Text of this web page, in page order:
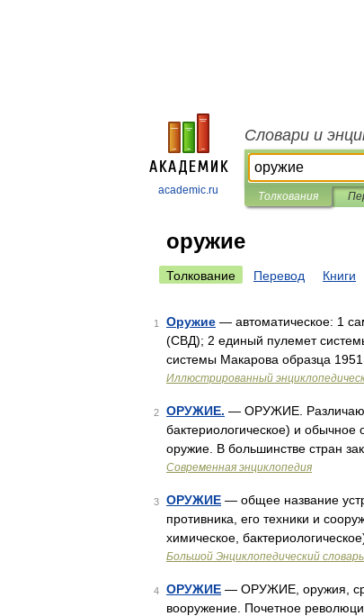
academic.ru
Словари и
Толкования
оружие
Толкование Перевод Книги
1 Оружие — автоматическое: 1
(СВД); 2 единый пулемет
системы Макарова образца
Иллюстрированный
2 ОРУЖИЕ. — ОРУЖИЕ. Различают
бактериологическое) и обычное
оружие. В большинстве стран
Современная энциклопедия
3 ОРУЖИЕ — общее название
противника, его техники и
химическое,
Большой Энциклопедический словарь
4 ОРУЖИЕ — ОРУЖИЕ, оружия, ср.
вооружение. Почетное